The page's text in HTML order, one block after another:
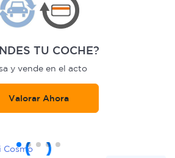
TU COCHE?
y vende en el acto
Valorar Ahora